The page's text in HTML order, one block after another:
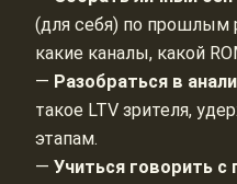
(для себя) по прошлым
какие каналы, какой
— Разобраться в
такое LTV зрителя,
этапам.
— Учиться говорить